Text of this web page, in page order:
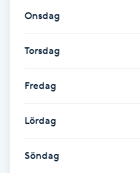
Fotvård
Fransar
Fransborttagning
Fransfärgning
Fransförlängning
Onsdag
Torsdag
Fredag
Lördag
Söndag